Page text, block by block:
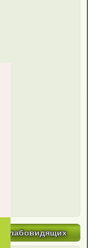
слабовидящих